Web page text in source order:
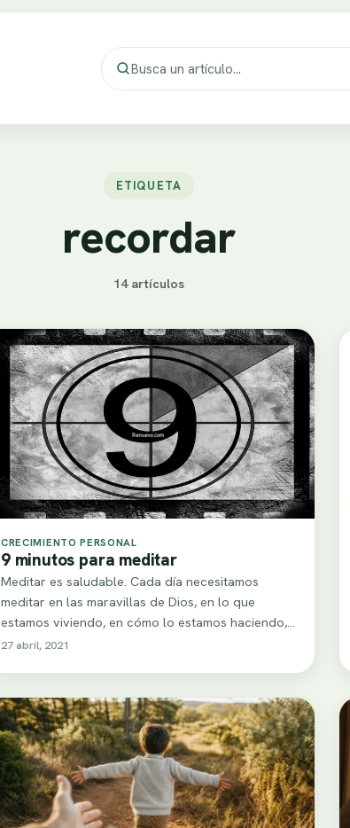
ETIQUETA
recordar
14 artículos
CRECIMIENTO PERSONAL
9 minutos para meditar
Meditar es saludable. Cada día necesitamos
meditar en las maravillas de Dios, en lo que
estamos viviendo, en cómo lo estamos haciendo,…
27 abril, 2021